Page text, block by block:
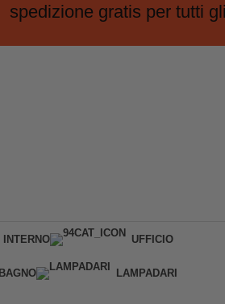
spedizione gratis per tutti gli
INTERNO UFFICIO
BAGNO LAMPADARI